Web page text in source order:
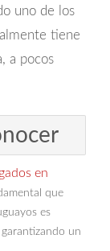
uno de los
tiene
a pocos
en
que
es
un